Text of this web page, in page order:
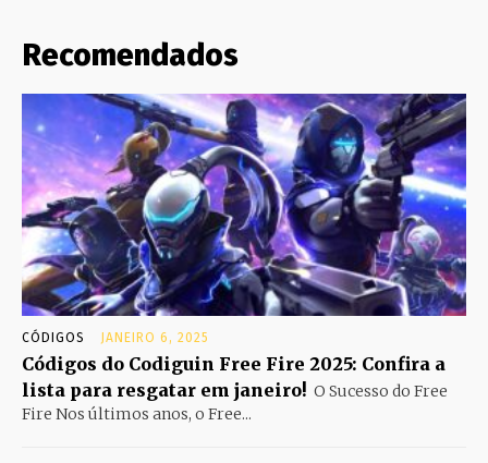
Recomendados
CÓDIGOS JANEIRO 6, 2025
Códigos do Codiguin Free Fire 2025: Confira a
lista para resgatar em janeiro! O Sucesso do Free
Fire Nos últimos anos, o Free...